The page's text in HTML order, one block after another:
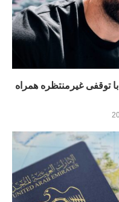
بازگشت مسی به لیگ آمریکا ۲۰۲۶ با توقفی غیرمنتظره همراه